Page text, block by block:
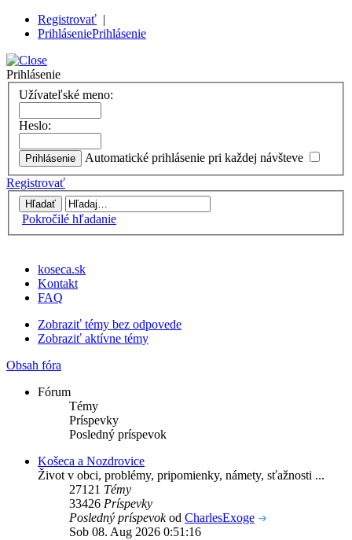
Registrovať |
PrihláseniePrihlásenie
Prihlásenie
Užívateľské meno:
Heslo:
Automatické prihlásenie pri každej návšteve
Registrovať
Pokročilé hľadanie
koseca.sk
Kontakt
FAQ
Zobraziť témy bez odpovede
Zobraziť aktívne témy
Obsah fóra
Fórum
Témy
Príspevky
Posledný príspevok
Košeca a Nozdrovice
Život v obci, problémy, pripomienky, námety, sťažnosti ...
27121 Témy
33426 Príspevky
Posledný príspevokod CharlesExoge
Sob 08. Aug 2026 0:51:16